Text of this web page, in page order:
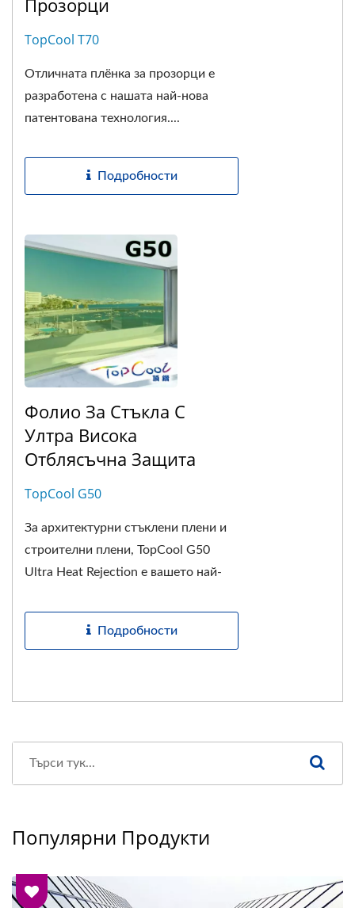
TopCool T70
Отличната плёнка за прозорци е
разработена с нашата най-нова
патентована технология....
Подробности
Фолио За Стъкла С
Ултра Висока
Отблясъчна Защита
TopCool G50
За архитектурни стъклени плени и
строителни плени, TopCool G50
Ultra Heat Rejection е вашето най-
Подробности
Популярни Продукти